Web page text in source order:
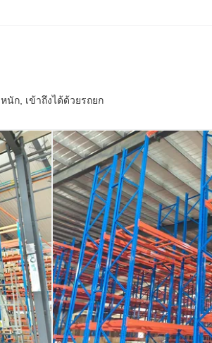
ก, เข้าถึงได้ด้วยรถยก